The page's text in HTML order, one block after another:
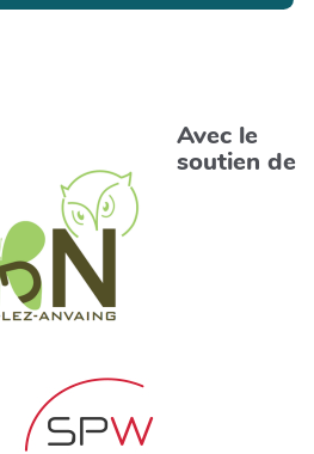
Avec le
soutien de